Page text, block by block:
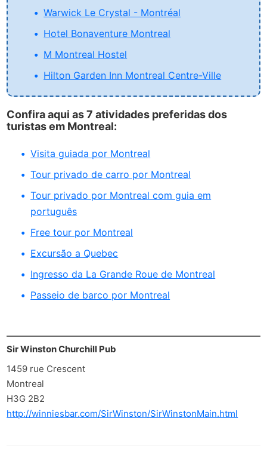
Warwick Le Crystal - Montréal
Hotel Bonaventure Montreal
M Montreal Hostel
Hilton Garden Inn Montreal Centre-Ville
Confira aqui as 7 atividades preferidas dos
turistas em Montreal:
Visita guiada por Montreal
Tour privado de carro por Montreal
Tour privado por Montreal com guia em
português
Free tour por Montreal
Excursão a Quebec
Ingresso da La Grande Roue de Montreal
Passeio de barco por Montreal
Sir Winston Churchill Pub
1459 rue Crescent
Montreal
H3G 2B2
http://winniesbar.com/SirWinston/SirWinstonMain.html